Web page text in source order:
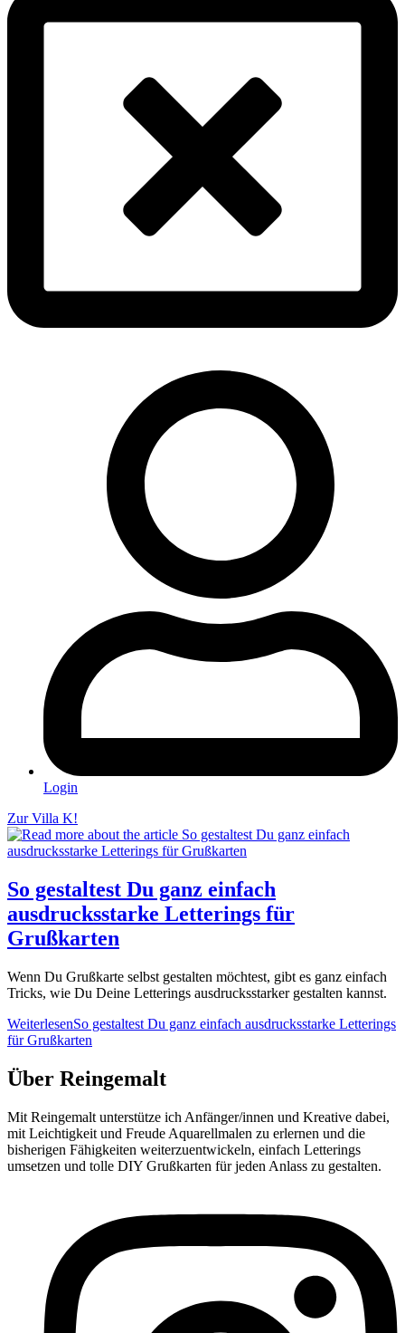
Login
Zur Villa K!
So gestaltest Du ganz einfach
ausdrucksstarke Letterings für
Grußkarten
Wenn Du Grußkarte selbst gestalten möchtest, gibt es ganz einfach
Tricks, wie Du Deine Letterings ausdrucksstarker gestalten kannst.
WeiterlesenSo gestaltest Du ganz einfach ausdrucksstarke Letterings
für Grußkarten
Über Reingemalt
Mit Reingemalt unterstütze ich Anfänger/innen und Kreative dabei,
mit Leichtigkeit und Freude Aquarellmalen zu erlernen und die
bisherigen Fähigkeiten weiterzuentwickeln, einfach Letterings
umsetzen und tolle DIY Grußkarten für jeden Anlass zu gestalten.